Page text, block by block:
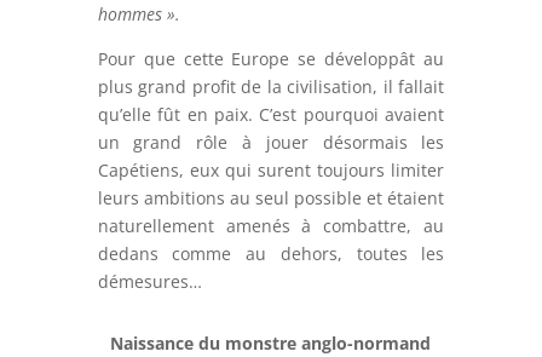
hommes ».
Pour que cette Europe se développât au
plus grand profit de la civilisation, il fallait
qu’elle fût en paix. C’est pourquoi avaient
un grand rôle à jouer désormais les
Capétiens, eux qui surent toujours limiter
leurs ambitions au seul possible et étaient
naturellement amenés à combattre, au
dedans comme au dehors, toutes les
démesures…
Naissance du monstre anglo-normand